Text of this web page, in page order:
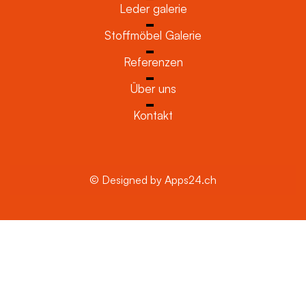
Leder galerie
Stoffmöbel Galerie
Referenzen
Über uns
Kontakt
© Designed by Apps24.ch